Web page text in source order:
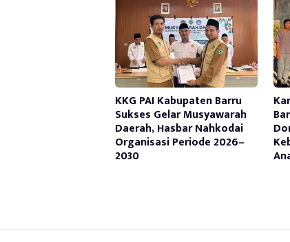
KKG PAI Kabupaten Barru
Sukses Gelar Musyawarah
Daerah, Hasbar Nahkodai
Organisasi Periode 2026–
2030